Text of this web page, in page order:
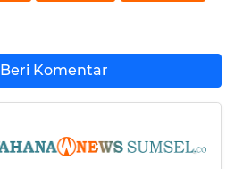
Beri Komentar